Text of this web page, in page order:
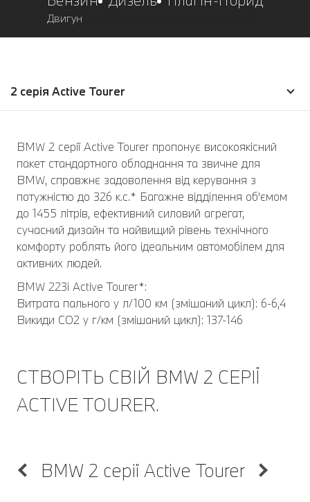
Двигун
2 серія Active Tourer
BMW 2 серії Active Tourer пропонує високоякісний
пакет стандартного обладнання та звичне для
BMW, справжнє задоволення від керування з
потужністю до 326 к.с.* Багажне відділення об'ємом
до 1455 літрів, ефективний силовий агрегат,
сучасний дизайн та найвищий рівень технічного
комфорту роблять його ідеальним автомобілем для
активних людей.
BMW 223i Active Tourer*:
Витрата пального у л/100 км (змішаний цикл): 6-6,4
Викиди CO2 у г/км (змішаний цикл): 137-146
СТВОРІТЬ СВІЙ BMW 2 СЕРІЇ
ACTIVE TOURER.
BMW 2 серії Active Tourer